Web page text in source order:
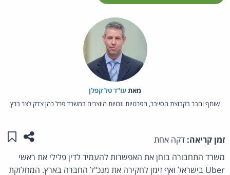
מאת‏עו"ד טל קפלן
שותף וחבר בקבוצת הסייבר, הפרטיות וזכויות היוצרים במשרד פרל כהן צדק לצר ברץ
זמן קריאה: דקה אחת שתפו
משרד התחבורה בוחן את האפשרות להעמיד לדין פלילי את ראשי
Uber בישראל ואף זימן לחקירה את מנכ"ל החברה בארץ. המחלוקת